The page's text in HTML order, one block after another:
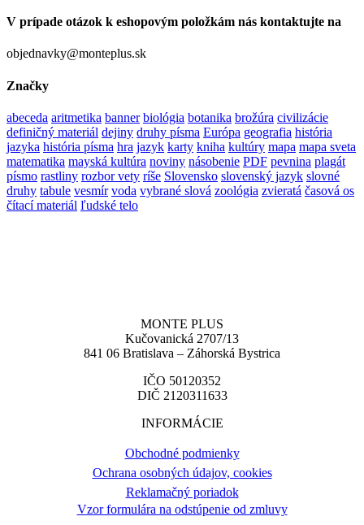
V prípade otázok k eshopovým položkám nás kontaktujte na
objednavky@monteplus.sk
Značky
abeceda aritmetika banner biológia botanika brožúra civilizácie
definičný materiál dejiny druhy písma Európa geografia história
jazyka história písma hra jazyk karty kniha kultúry mapa mapa sveta
matematika mayská kultúra noviny násobenie PDF pevnina plagát
písmo rastliny rozbor vety ríše Slovensko slovenský jazyk slovné
druhy tabule vesmír voda vybrané slová zoológia zvieratá časová os
čítací materiál ľudské telo
MONTE PLUS
Kučovanická 2707/13
841 06 Bratislava – Záhorská Bystrica
IČO 50120352
DIČ 2120311633
INFORMÁCIE
Obchodné podmienky
Ochrana osobných údajov, cookies
Reklamačný poriadok
Vzor formulára na odstúpenie od zmluvy